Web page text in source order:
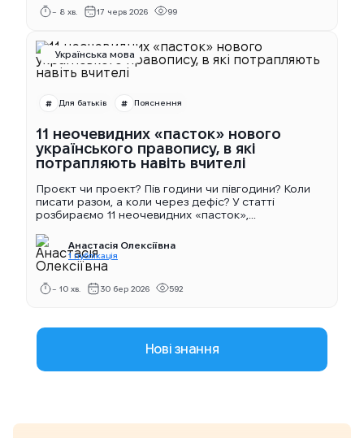
~ 8 хв. 17 черв 2026 99
Українська мова
Для батьків Пояснення
11 неочевидних «пасток» нового
українського правопису, в які
потрапляють навіть вчителі
Проєкт чи проект? Пів години чи півгодини? Коли
писати разом, а коли через дефіс? У статті
розбираємо 11 неочевидних «пасток»,...
Анастасія Олексіївна
1 публікація
~ 10 хв. 30 бер 2026 592
Нові знання